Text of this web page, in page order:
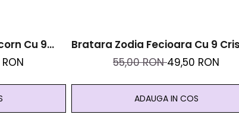
Cu 9
Inoxidabil
Bratara Zodia Fecioara Cu 9
Naturale Si Otel Inoxidabil
55,00 RON49,50 RON
ADAUGA IN COS